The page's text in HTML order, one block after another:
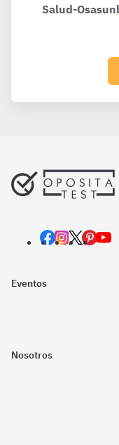
Salud-
Eventos
Nosotros